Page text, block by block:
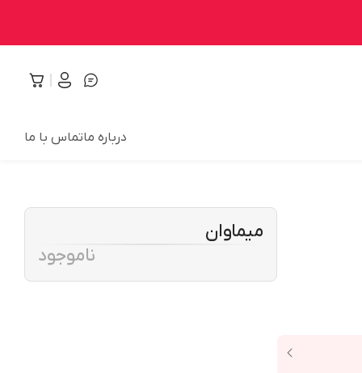
درباره ماتماس با ما
میماوان
ناموجود